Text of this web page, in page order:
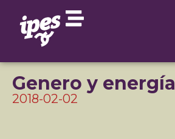
Genero y energía
2018-02-02